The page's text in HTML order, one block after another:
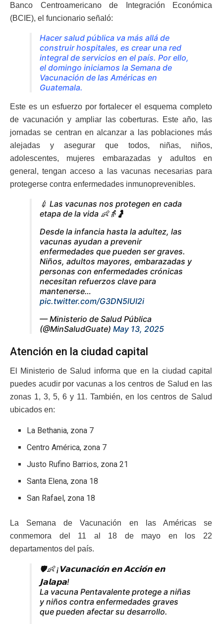
Banco Centroamericano de Integración Económica
(BCIE), el funcionario señaló:
Hacer salud pública va más allá de
construir hospitales, es crear una red
integral de servicios en el país. Por ello,
el domingo iniciamos la Semana de
Vacunación de las Américas en
Guatemala.
Este es un esfuerzo por fortalecer el esquema completo
de vacunación y ampliar las coberturas. Este año, las
jornadas se centran en alcanzar a las poblaciones más
alejadas y asegurar que todos, niñas, niños,
adolescentes, mujeres embarazadas y adultos en
general, tengan acceso a las vacunas necesarias para
protegerse contra enfermedades inmunoprevenibles.
💉 Las vacunas nos protegen en cada
etapa de la vida 👶👵🤰
Desde la infancia hasta la adultez, las
vacunas ayudan a prevenir
enfermedades que pueden ser graves.
Niños, adultos mayores, embarazadas y
personas con enfermedades crónicas
necesitan refuerzos clave para
mantenerse…
pic.twitter.com/G3DN5lUI2i
— Ministerio de Salud Pública
(@MinSaludGuate) May 13, 2025
Atención en la ciudad capital
El Ministerio de Salud informa que en la ciudad capital
puedes acudir por vacunas a los centros de Salud en las
zonas 1, 3, 5, 6 y 11. También, en los centros de Salud
ubicados en:
La Bethania, zona 7
Centro América, zona 7
Justo Rufino Barrios, zona 21
Santa Elena, zona 18
San Rafael, zona 18
La Semana de Vacunación en las Américas se
conmemora del 11 al 18 de mayo en los 22
departamentos del país.
🛡️👶 ¡𝗩𝗮𝗰𝘂𝗻𝗮𝗰𝗶𝗼́𝗻 𝗲𝗻 𝗔𝗰𝗰𝗶𝗼́𝗻 𝗲𝗻
𝗝𝗮𝗹𝗮𝗽𝗮!
La vacuna Pentavalente protege a niñas
y niños contra enfermedades graves
que pueden afectar su desarrollo.